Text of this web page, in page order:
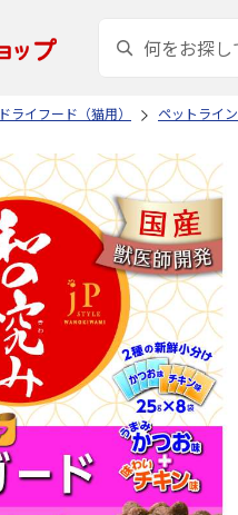
ドライフード（猫用） ペットライン